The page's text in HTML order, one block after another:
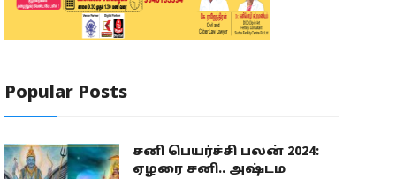
Popular Posts
சனி பெயர்ச்சி பலன் 2024:
ஏழரை சனி.. அஷ்டம